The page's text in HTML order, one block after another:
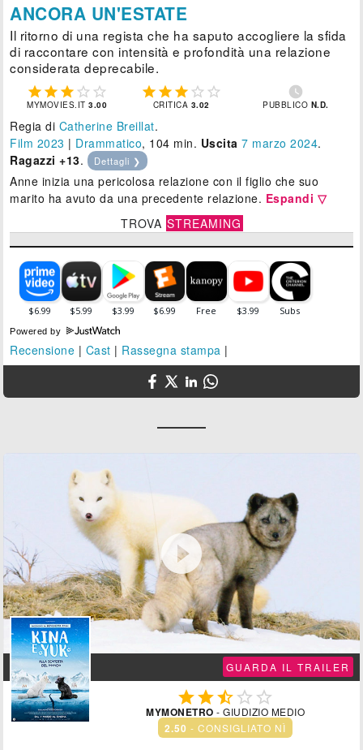
ANCORA UN'ESTATE
Il ritorno di una regista che ha saputo accogliere la sfida
di raccontare con intensità e profondità una relazione
considerata deprecabile.
    
MYMOVIES.IT3.00
    
CRITICA 3.02

PUBBLICO N.D.
Regia di Catherine Breillat.
Film 2023 | Drammatico, 104 min. Uscita 7 marzo 2024.
Ragazzi +13. Dettagli ❯
Anne inizia una pericolosa relazione con il figlio che suo
marito ha avuto da una precedente relazione. Espandi ▽
TROVA STREAMING
Powered by
Recensione | Cast | Rassegna stampa |

GUARDA IL TRAILER
  
MYMONETRO - GIUDIZIO MEDIO
2.50 - CONSIGLIATO NÌ